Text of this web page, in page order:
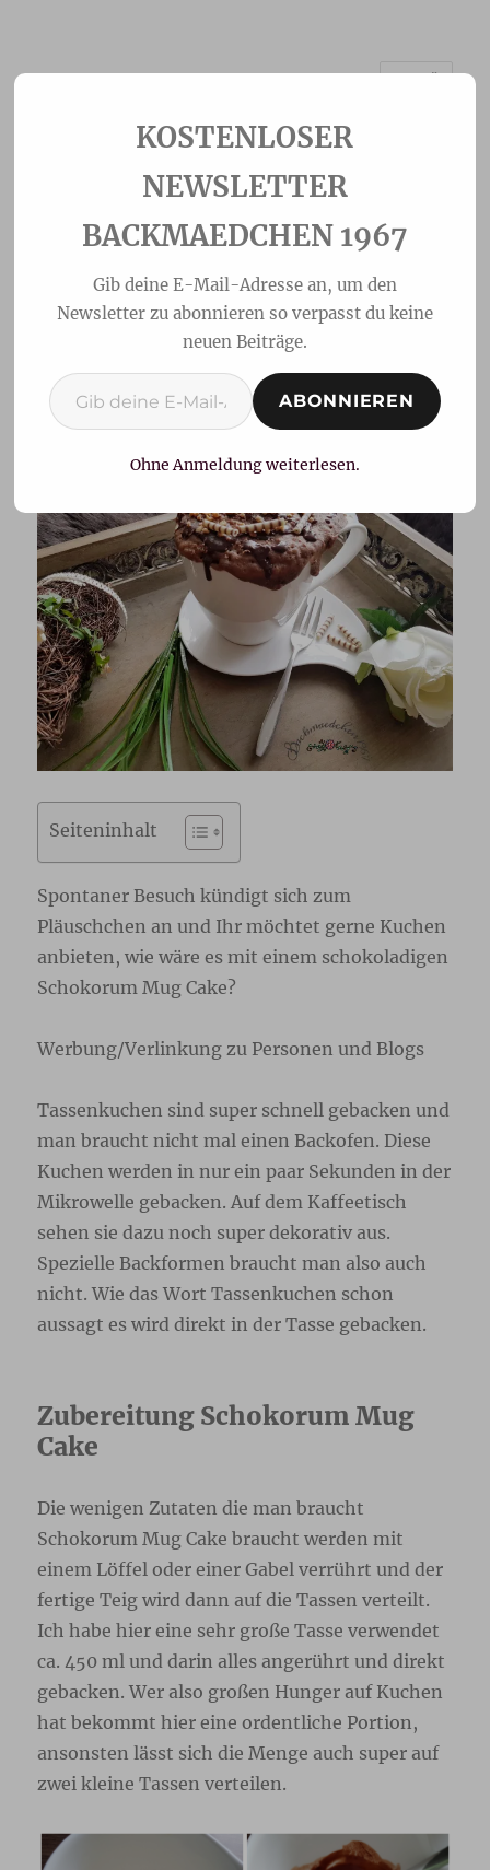
Schokorum Mug Cake
Seiteninhalt
Spontaner Besuch kündigt sich zum
Pläuschchen an und Ihr möchtet gerne Kuchen
anbieten, wie wäre es mit einem schokoladigen
Schokorum Mug Cake?
Werbung/Verlinkung zu Personen und Blogs
Tassenkuchen sind super schnell gebacken und
man braucht nicht mal einen Backofen. Diese
Kuchen werden in nur ein paar Sekunden in der
Mikrowelle gebacken. Auf dem Kaffeetisch
sehen sie dazu noch super dekorativ aus.
Spezielle Backformen braucht man also auch
nicht. Wie das Wort Tassenkuchen schon
aussagt es wird direkt in der Tasse gebacken.
Zubereitung Schokorum Mug
Cake
Die wenigen Zutaten die man braucht
Schokorum Mug Cake braucht werden mit
einem Löffel oder einer Gabel verrührt und der
fertige Teig wird dann auf die Tassen verteilt.
Ich habe hier eine sehr große Tasse verwendet
ca. 450 ml und darin alles angerührt und direkt
gebacken. Wer also großen Hunger auf Kuchen
hat bekommt hier eine ordentliche Portion,
ansonsten lässt sich die Menge auch super auf
zwei kleine Tassen verteilen.
NEWSLETTER
BACKMAEDCHEN 1967
Gib deine E-Mail-Adresse an, um den
Newsletter zu abonnieren so verpasst du keine
neuen Beiträge.
Gib deine E-Mail-Adresse ein ...
ABONNIEREN
Ohne Anmeldung weiterlesen.